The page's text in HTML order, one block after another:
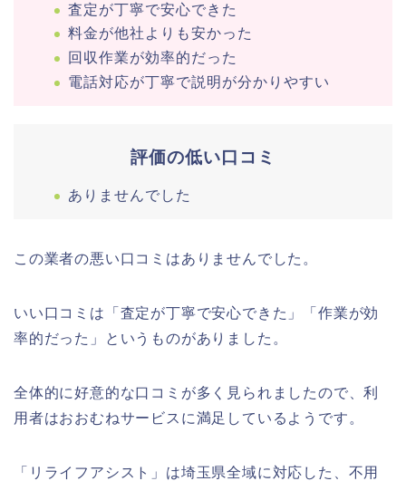
査定が丁寧で安心できた
料金が他社よりも安かった
回収作業が効率的だった
電話対応が丁寧で説明が分かりやすい
評価の低い口コミ
ありませんでした
この業者の悪い口コミはありませんでした。
いい口コミは「査定が丁寧で安心できた」「作業が効
率的だった」というものがありました。
全体的に好意的な口コミが多く見られましたので、利
用者はおおむねサービスに満足しているようです。
「リライフアシスト」は埼玉県全域に対応した、不用